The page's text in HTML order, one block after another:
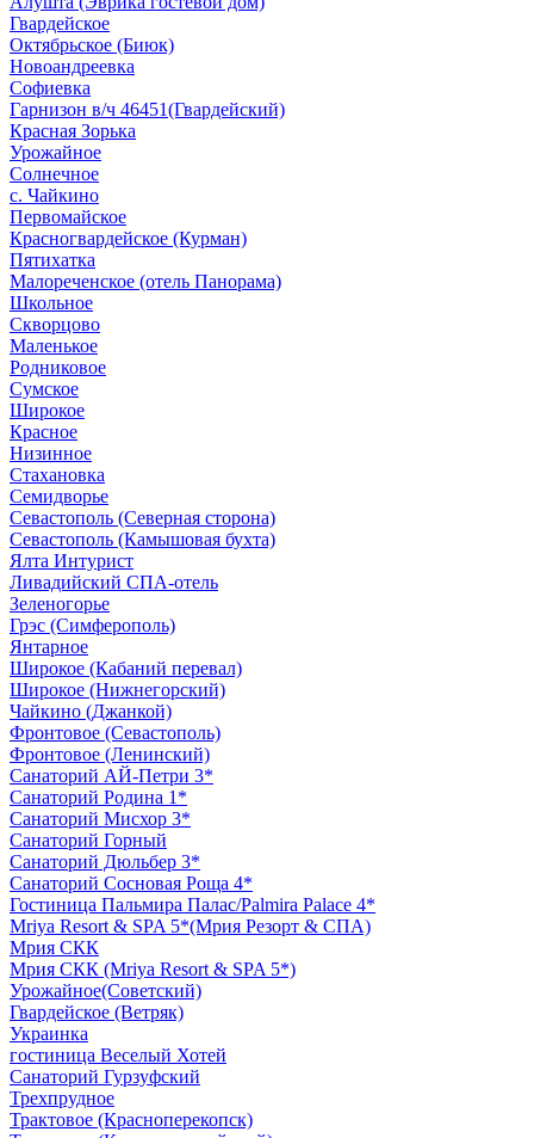
Гвардейское
Октябрьское (Биюк)
Новоандреевка
Софиевка
Гарнизон в/ч 46451(Гвардейский)
Красная Зорька
Урожайное
Солнечное
с. Чайкино
Первомайское
Красногвардейское (Курман)
Пятихатка
Малореченское (отель Панорама)
Школьное
Скворцово
Маленькое
Родниковое
Сумское
Широкое
Красное
Низинное
Стахановка
Семидворье
Севастополь (Северная сторона)
Севастополь (Камышовая бухта)
Ялта Интурист
Ливадийский СПА-отель
Зеленогорье
Грэс (Симферополь)
Янтарное
Широкое (Кабаний перевал)
Широкое (Нижнегорский)
Чайкино (Джанкой)
Фронтовое (Севастополь)
Фронтовое (Ленинский)
Санаторий АЙ-Петри 3*
Санаторий Родина 1*
Санаторий Мисхор 3*
Санаторий Горный
Санаторий Дюльбер 3*
Санаторий Сосновая Роща 4*
Гостиница Пальмира Палас/Palmira Palace 4*
Mriya Resort & SPA 5*(Мрия Резорт & СПА)
Мрия СКК
Мрия СКК (Mriya Resort & SPA 5*)
Урожайное(Советский)
Гвардейское (Ветряк)
Украинка
гостиница Веселый Хотей
Санаторий Гурзуфский
Трехпрудное
Трактовое (Красноперекопск)